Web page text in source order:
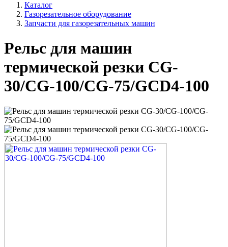
Каталог
Газорезательное оборудование
Запчасти для газорезательных машин
Рельс для машин
термической резки CG-
30/CG-100/СG-75/GCD4-100